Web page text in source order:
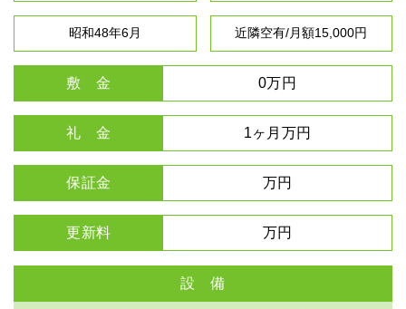
昭和48年6月 近隣空有/月額15,000円
敷 金 0万円
礼 金 1ヶ月万円
保証金 万円
更新料 万円
設 備